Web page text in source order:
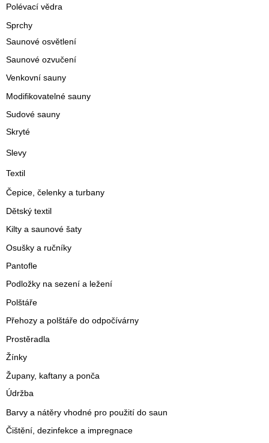
Polévací vědra
Sprchy
Saunové osvětlení
Saunové ozvučení
Venkovní sauny
Modifikovatelné sauny
Sudové sauny
Skryté
Slevy
Textil
Čepice, čelenky a turbany
Dětský textil
Kilty a saunové šaty
Osušky a ručníky
Pantofle
Podložky na sezení a ležení
Polštáře
Přehozy a polštáře do odpočívárny
Prostěradla
Žínky
Župany, kaftany a ponča
Údržba
Barvy a nátěry vhodné pro použití do saun
Čištění, dezinfekce a impregnace